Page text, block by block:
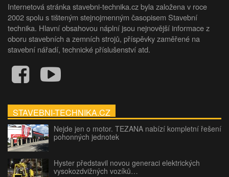
Internetová stránka stavebni-technika.cz byla založena v roce
2002 spolu s tišteným stejnojmenným časopisem Stavební
technika. Hlavní obsahovou náplní jsou nejnovější informace z
oboru stavebních a zemních strojů, příspěvky zaměřené na
stavební nářadí, technické příslušenství atd.
STAVEBNI-TECHNIKA.CZ
Nejde jen o motor. TEZANA nabízí kompletní řešení
pohonných jednotek
Hyster představil novou generaci elektrických
vysokozdvižných vozíků…